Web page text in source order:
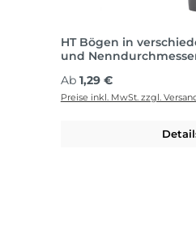
HT Bögen in
und
Regulärer Preis:
Ab 1,29 €
Preise inkl. MwSt. zzgl.